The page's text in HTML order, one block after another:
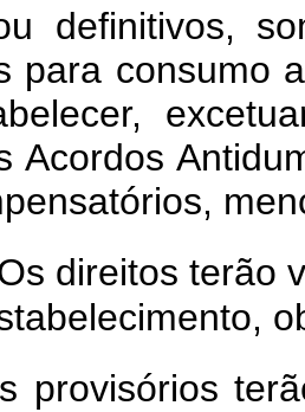
definitivos,
para consumo
Acordos
direitos terão
provisórios